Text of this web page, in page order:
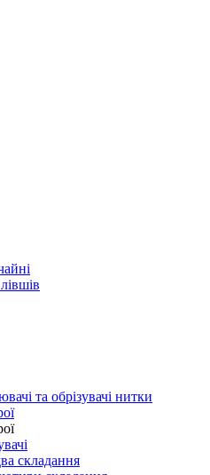
та обрізувачі нитки
складання